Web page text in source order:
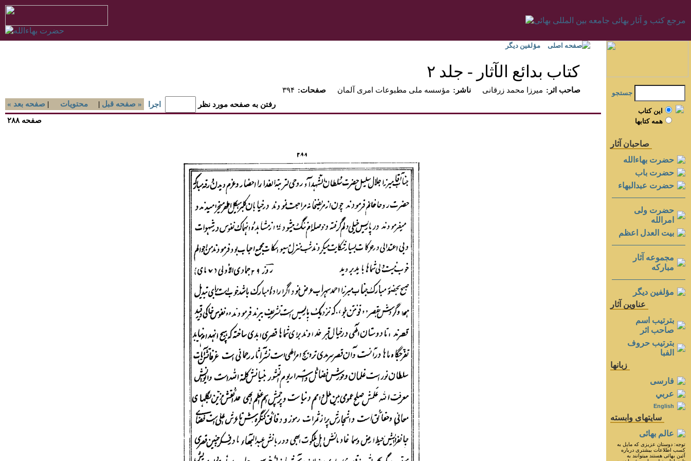
صفحه اصلی مؤلفين ديگر
كتاب بدائع الآثار - جلد ٢‏
۳۹۴ :صفحات مؤسسه ملى مطبوعات امرى آلمان :ناشر ميرزا محمد زرقانى
:صاحب اثر
« صفحه بعد | محتويات | صفحه قبل » رفتن به صفحه مورد نظر
اجرا
جستجو
اين کتاب
همه کتابها
صاحبان آثار
حضرت بهاءالله
حضرت باب
حضرت عبدالبهاء
حضرت ولی
امرالله
بيت العدل اعظم
مجموعه آثار
مباركه
مؤلفين ديگر
عناوين آثار
بترتيب اسم
صاحب اثر
بترتيب حروف
الفبا
زبانها
فارسی
عربي
English
سايتهای وابسته
عالم بهائی
توجه: دوستان عزيزى كه مايل به
كسب اطلاعات بيشترى درباره
آئين بهائى هستند ميتوانند به